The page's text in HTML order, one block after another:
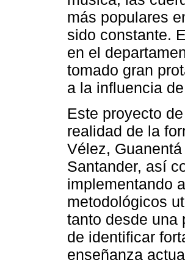
más populares
sido constante.
en el
tomado gran
a la influencia
Este proyecto
realidad de la
Vélez,
Santander, así
implementando
metodológicos
tanto desde una
de identificar
enseñanza